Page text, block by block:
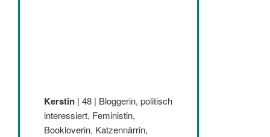
Kerstin | 48 | Bloggerin, politisch
interessiert, Feministin,
Bookloverin, Katzennärrin,